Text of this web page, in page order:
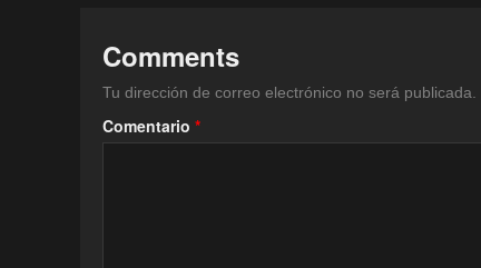
Comments
Tu dirección de correo electrónico no será publicada.
Comentario *